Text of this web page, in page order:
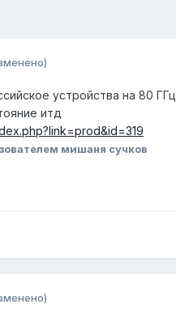
устройства на 80 ГГц
итд
мишаня сучков